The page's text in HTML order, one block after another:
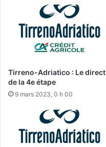
Tirreno-Adriatico : Le direct
de la 4e étape
9 mars 2023, 0 h 00